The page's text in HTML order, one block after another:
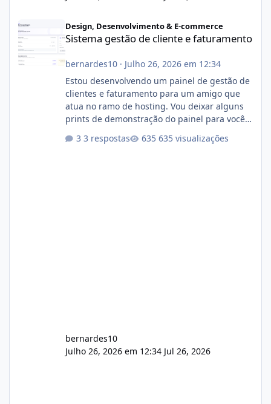
Design, Desenvolvimento & E-commerce
Sistema gestão de cliente e faturamento
bernardes10· Julho 26, 2026 em 12:34
Estou desenvolvendo um painel de gestão de
clientes e faturamento para um amigo que
atua no ramo de hosting. Vou deixar alguns
prints de demonstração do painel para vocês
com cerca de 80% concluído e conta com
3 respostas 635 visualizações
bernardes10
Julho 26, 2026 em 12:34 Jul 26, 2026